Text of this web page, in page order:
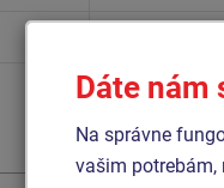
Dáte nám
Na správne
vašim potrebám,